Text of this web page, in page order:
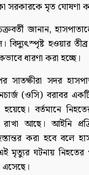
সরকারকে মৃত ঘোষণা
জানান,
বিদ্যুৎস্পৃষ্ট হওয়ার
ধারণা করা হচ্ছে।
সাতক্ষীরা সদর
(ওসি) বরাবর
বর্তমানে
আছে। আইনি
করা হবে বলে
মৃত্যুর ঘটনায় নিহতের